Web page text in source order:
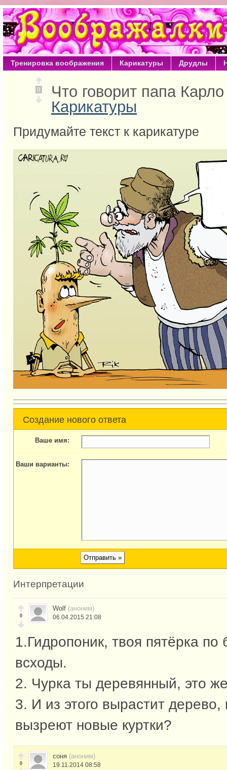
Тренировка воображения Карикатуры Друдлы
0
Что говорит папа
Карикатуры
Придумайте текст к карикатуре
Создание нового ответа
Ваше имя:
Ваши варианты:
Интерпретации
0
Wolf (аноним)
06.04.2015 21:08
1.Гидропоник, твоя пятёрка по
всходы.
2. Чурка ты деревянный, это
3. И из этого вырастит дерево,
вызреют новые куртки?
0
соня (аноним)
19.11.2014 08:58